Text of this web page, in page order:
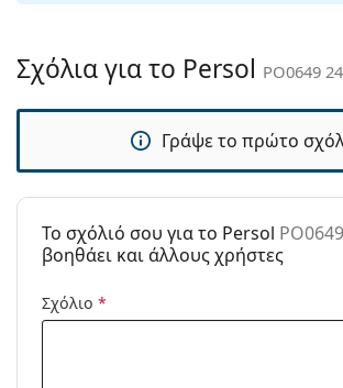
Πανί
καθαρισμού:
Ναι
Τύπος:
Ανδρικά
Μάρκα:
Persol
PO0649 24/31 56
Σχόλια για το Persol PO0649
Γράψε το πρώτο
To σχόλιό σου για το Persol
βοηθάει και άλλους χρήστες
Σχόλιο *